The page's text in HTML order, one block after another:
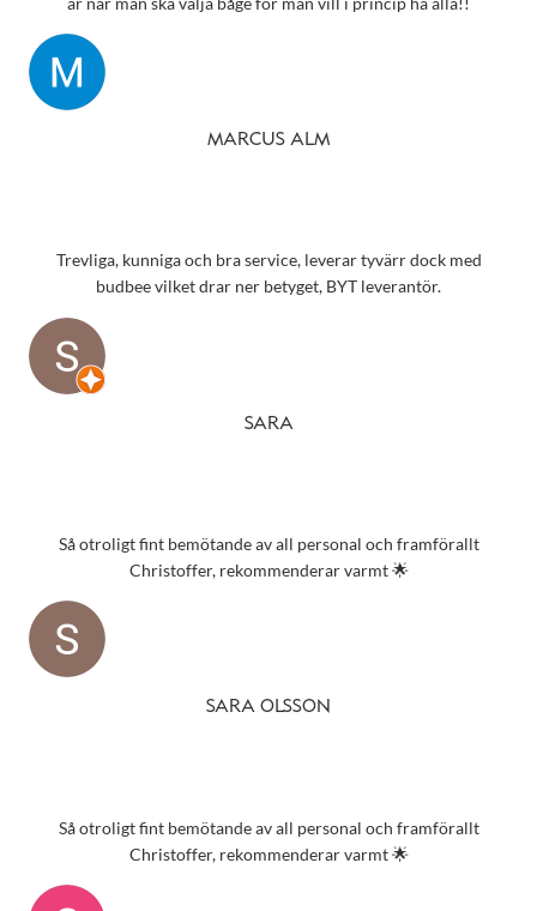
MARCUS ALM
Trevliga, kunniga och bra service, leverar tyvärr dock med
budbee vilket drar ner betyget, BYT leverantör.
SARA
Så otroligt fint bemötande av all personal och framförallt
Christoffer, rekommenderar varmt 🌟
SARA OLSSON
Så otroligt fint bemötande av all personal och framförallt
Christoffer, rekommenderar varmt 🌟